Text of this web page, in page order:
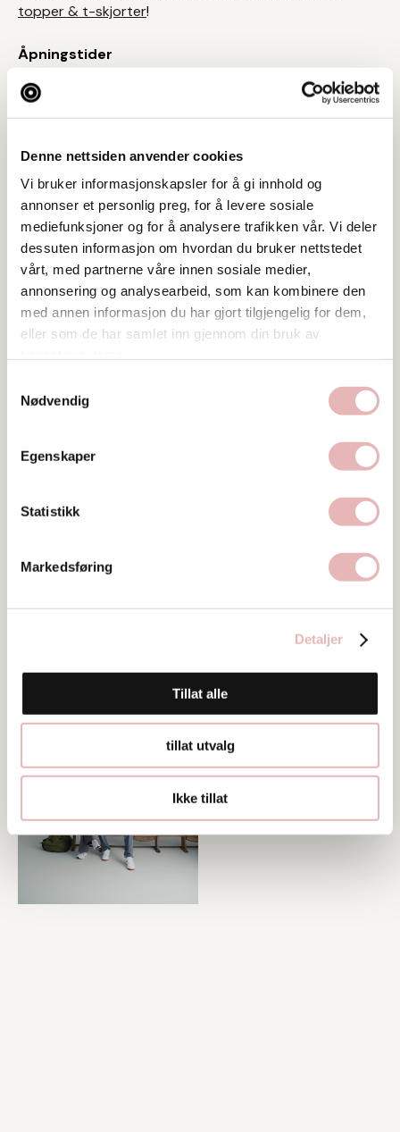
Denne nettsiden anvender cookies
Vi bruker informasjonskapsler for å gi innhold og
annonser et personlig preg, for å levere sosiale
mediefunksjoner og for å analysere trafikken vår. Vi deler
dessuten informasjon om hvordan du bruker nettstedet
vårt, med partnerne våre innen sosiale medier,
annonsering og analysearbeid, som kan kombinere den
med annen informasjon du har gjort tilgjengelig for dem,
eller som de har samlet inn gjennom din bruk av
Nødvendig
Egenskaper
Statistikk
Markedsføring
Detaljer
Tillat alle
tillat utvalg
Ikke tillat
topper & t-skjorter!
Åpningstider
lørdag 10:00-18:00
Tar BYENgavekortet
Tar digitalt BYENgavekort
Postadresse
Postboks 124, 1377 BILLINGSTAD
Besøk nettside
Y61.JunkyardStavanger@junkyard.com